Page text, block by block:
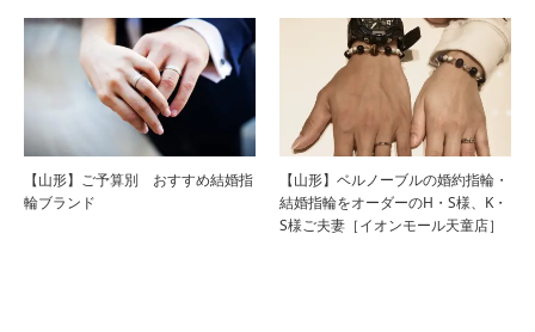
【山形】ご予算別 おすすめ結婚指
輪ブランド
【山形】ベルノーブルの婚約指輪・
結婚指輪をオーダーのH・S様、K・
S様ご夫妻［イオンモール天童店］